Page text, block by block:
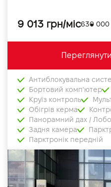
9 013 грн/міс630 000
Антиблокувальна
Бортовий комп'ютер
Круїз контроль
Обігрів керма
Панорамний дах /
Задня камера
Парктронік передній